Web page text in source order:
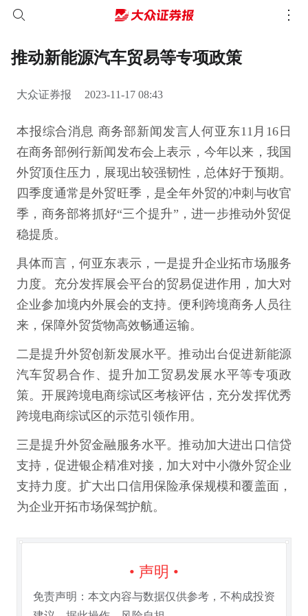
推动新能源汽车贸易等专项政策
大众证券报 2023-11-17 08:43
本报综合消息 商务部新闻发言人何亚东11月16日
在商务部例行新闻发布会上表示，今年以来，我国
外贸顶住压力，展现出较强韧性，总体好于预期。
四季度通常是外贸旺季，是全年外贸的冲刺与收官
季，商务部将抓好“三个提升”，进一步推动外贸促
稳提质。
具体而言，何亚东表示，一是提升企业拓市场服务
力度。充分发挥展会平台的贸易促进作用，加大对
企业参加境内外展会的支持。便利跨境商务人员往
来，保障外贸货物高效畅通运输。
二是提升外贸创新发展水平。推动出台促进新能源
汽车贸易合作、提升加工贸易发展水平等专项政
策。开展跨境电商综试区考核评估，充分发挥优秀
跨境电商综试区的示范引领作用。
三是提升外贸金融服务水平。推动加大进出口信贷
支持，促进银企精准对接，加大对中小微外贸企业
支持力度。扩大出口信用保险承保规模和覆盖面，
为企业开拓市场保驾护航。
• 声明 •
免责声明：本文内容与数据仅供参考，不构成投资